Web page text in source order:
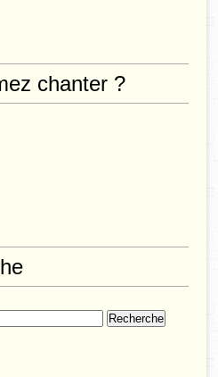
chanter ?